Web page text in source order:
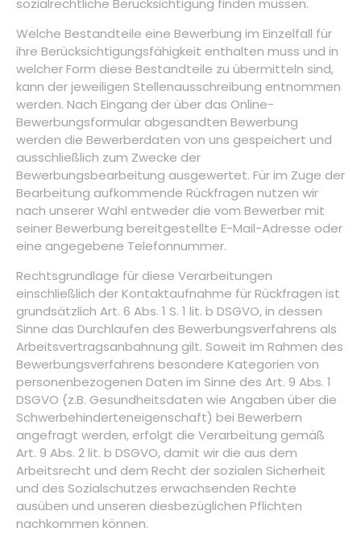
sozialrechtliche Berücksichtigung finden müssen.
Welche Bestandteile eine Bewerbung im Einzelfall für
ihre Berücksichtigungsfähigkeit enthalten muss und in
welcher Form diese Bestandteile zu übermitteln sind,
kann der jeweiligen Stellenausschreibung entnommen
werden. Nach Eingang der über das Online-
Bewerbungsformular abgesandten Bewerbung
werden die Bewerberdaten von uns gespeichert und
ausschließlich zum Zwecke der
Bewerbungsbearbeitung ausgewertet. Für im Zuge der
Bearbeitung aufkommende Rückfragen nutzen wir
nach unserer Wahl entweder die vom Bewerber mit
seiner Bewerbung bereitgestellte E-Mail-Adresse oder
eine angegebene Telefonnummer.
Rechtsgrundlage für diese Verarbeitungen
einschließlich der Kontaktaufnahme für Rückfragen ist
grundsätzlich Art. 6 Abs. 1 S. 1 lit. b DSGVO, in dessen
Sinne das Durchlaufen des Bewerbungsverfahrens als
Arbeitsvertragsanbahnung gilt. Soweit im Rahmen des
Bewerbungsverfahrens besondere Kategorien von
personenbezogenen Daten im Sinne des Art. 9 Abs. 1
DSGVO (z.B. Gesundheitsdaten wie Angaben über die
Schwerbehinderteneigenschaft) bei Bewerbern
angefragt werden, erfolgt die Verarbeitung gemäß
Art. 9 Abs. 2 lit. b DSGVO, damit wir die aus dem
Arbeitsrecht und dem Recht der sozialen Sicherheit
und des Sozialschutzes erwachsenden Rechte
ausüben und unseren diesbezüglichen Pflichten
nachkommen können.